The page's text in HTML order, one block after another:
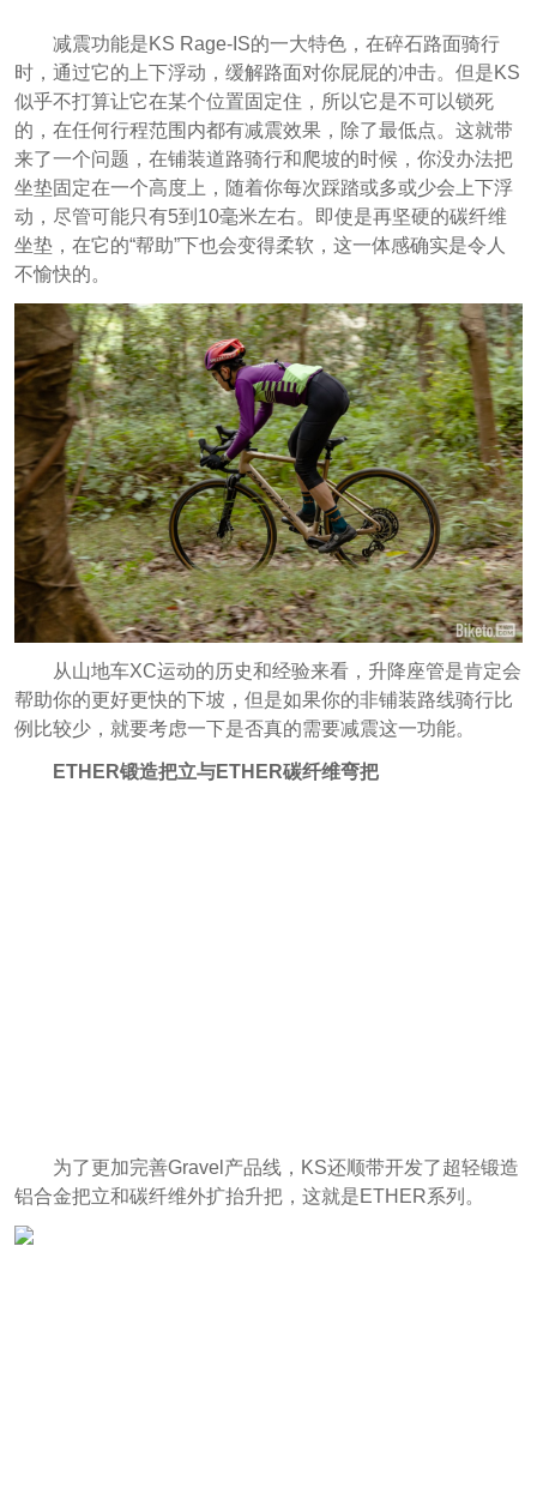
减震功能是KS Rage-IS的一大特色，在碎石路面骑行
时，通过它的上下浮动，缓解路面对你屁屁的冲击。但是KS
似乎不打算让它在某个位置固定住，所以它是不可以锁死
的，在任何行程范围内都有减震效果，除了最低点。这就带
来了一个问题，在铺装道路骑行和爬坡的时候，你没办法把
坐垫固定在一个高度上，随着你每次踩踏或多或少会上下浮
动，尽管可能只有5到10毫米左右。即使是再坚硬的碳纤维
坐垫，在它的“帮助”下也会变得柔软，这一体感确实是令人
不愉快的。
从山地车XC运动的历史和经验来看，升降座管是肯定会
帮助你的更好更快的下坡，但是如果你的非铺装路线骑行比
例比较少，就要考虑一下是否真的需要减震这一功能。
ETHER锻造把立与ETHER碳纤维弯把
为了更加完善Gravel产品线，KS还顺带开发了超轻锻造
铝合金把立和碳纤维外扩抬升把，这就是ETHER系列。